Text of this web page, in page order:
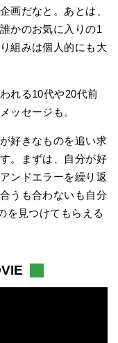
画だなと。あとは、
かのお気に入りの1
組みは個人的にも大
れる10代や20代前
ッセージも。
好きなものを追い求
。まずは、自分が好
ンドエラーを繰り返
うも合わないも自分
を見つけてもらえる